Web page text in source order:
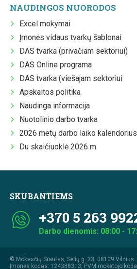
NAUDINGOS NUORODOS
Excel mokymai
Įmonės vidaus tvarkų šablonai
DAS tvarka (privačiam sektoriui)
DAS Online programa
DAS tvarka (viešajam sektoriui
Apskaitos politika
Naudinga informacija
Nuotolinio darbo tvarka
2026 metų darbo laiko kalendorius
Du skaičiuoklė 2026 m.
SKUBANTIEMS
+370 5 263
Darbo dienomis: 08:00 -
© Mokesčių Srautas, Sėlių g. 33, 08109 Vilnius.
Įmonės kodas: 124388313, PVM mokėtojo